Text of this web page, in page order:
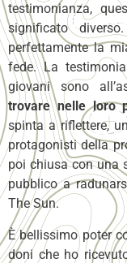
testimonianza,
significato
perfettamente la
fede. La
giovani sono
trovare nelle loro
spinta a riflettere,
protagonisti della
poi chiusa con una
pubblico a
The Sun.
È bellissimo poter
doni che ho